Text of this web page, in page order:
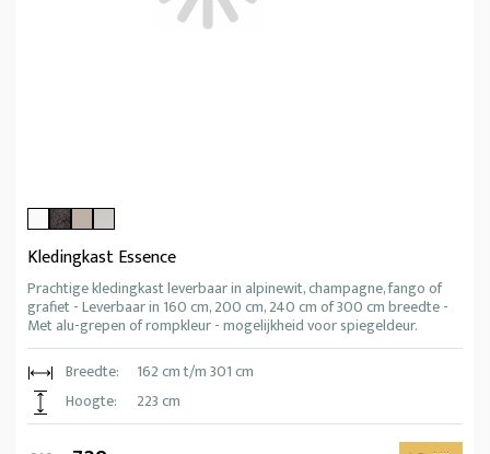
Kledingkast Essence
Prachtige kledingkast leverbaar in alpinewit, champagne, fango of
grafiet - Leverbaar in 160 cm, 200 cm, 240 cm of 300 cm breedte -
Met alu-grepen of rompkleur - mogelijkheid voor spiegeldeur.
Breedte:
162 cm t/m 301 cm
Hoogte:
223 cm